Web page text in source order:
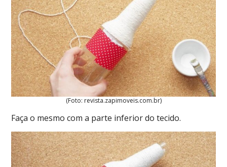
(Foto: revista.zapimoveis.com.br)
Faça o mesmo com a parte inferior do tecido.